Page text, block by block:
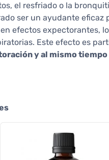
el resfriado o la
ser un ayudante eficaz
efectos expectorantes,
Este efecto es
y al mismo tiempo